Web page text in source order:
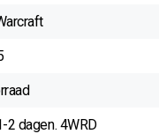
2 dagen. 4WRD